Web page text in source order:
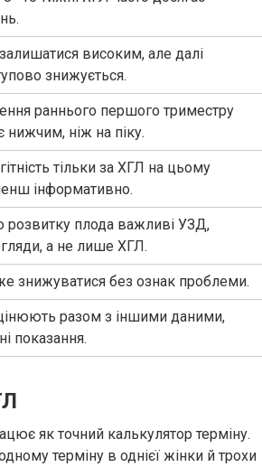
високим, але далі
знижується.
раннього першого триместру
нижчим, ніж на піку.
тільки за ХГЛ на цьому
інформативно.
розвитку плода важливі УЗД,
а не лише ХГЛ.
знижуватися без ознак проблеми.
разом з іншими даними,
показання.
як точний калькулятор терміну.
терміну в однієї жінки й трохи